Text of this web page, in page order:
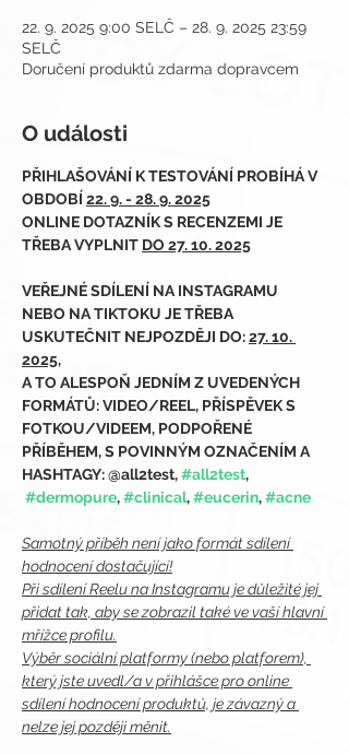
22. 9. 2025 9:00 SELČ – 28. 9. 2025 23:59
SELČ
Doručení produktů zdarma dopravcem
O události
PŘIHLAŠOVÁNÍ K TESTOVÁNÍ PROBÍHÁ V
OBDOBÍ 22. 9. - 28. 9. 2025
ONLINE DOTAZNÍK S RECENZEMI JE
TŘEBA VYPLNIT DO 27. 10. 2025
VEŘEJNÉ SDÍLENÍ NA INSTAGRAMU
NEBO NA TIKTOKU JE TŘEBA
USKUTEČNIT NEJPOZDĚJI DO: 27. 10.
2025,
A TO ALESPOŇ JEDNÍM Z UVEDENÝCH
FORMÁTŮ: VIDEO/REEL, PŘÍSPĚVEK S
FOTKOU/VIDEEM, PODPOŘENÉ
PŘÍBĚHEM, S POVINNÝM OZNAČENÍM A
HASHTAGY: @all2test, #all2test,
#dermopure, #clinical, #eucerin, #acne
Samotný příběh není jako formát sdílení
hodnocení dostačující!
Při sdílení Reelu na Instagramu je důležité jej
přidat tak, aby se zobrazil také ve vaší hlavní
mřížce profilu.
Výběr sociální platformy (nebo platforem),
který jste uvedl/a v přihlášce pro online
sdílení hodnocení produktů, je závazný a
nelze jej později měnit.